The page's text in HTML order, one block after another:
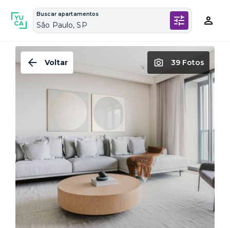
Buscar apartamentos
São Paulo, SP
Voltar 39 Fotos